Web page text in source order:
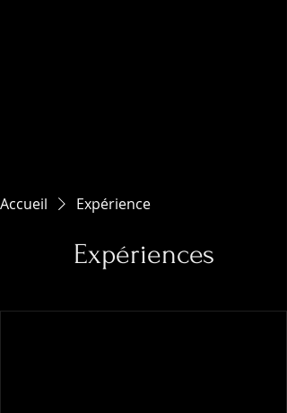
Accueil Expérience
Expériences